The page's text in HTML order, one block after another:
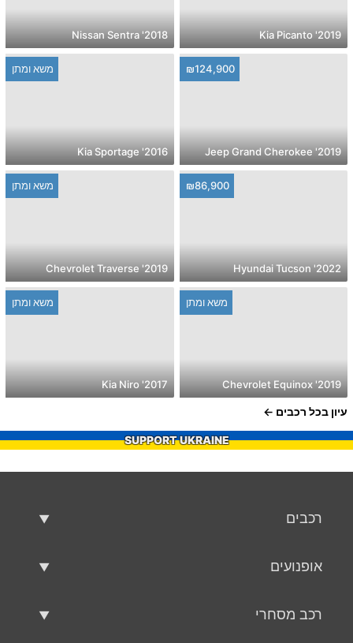
2019' Kia Picanto
2018' Nissan Sentra
₪124,900
2019' Jeep Grand Cherokee
משא ומתן
2016' Kia Sportage
₪86,900
2022' Hyundai Tucson
משא ומתן
2019' Chevrolet Traverse
משא ומתן
2019' Chevrolet Equinox
משא ומתן
2017' Kia Niro
עיון בכל רכבים
SUPPORT UKRAINE
רכבים
אופנועים
רכב מסחרי